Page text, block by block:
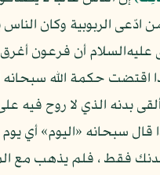
ادّعى الربوبية وكان الناس
عليه‌السلام أن فرعون
اقتضت حكمة الله
بدنه الذي لا روح فيه
قال سبحانه «اليوم» أي
فقط ، فلم يذهب مع